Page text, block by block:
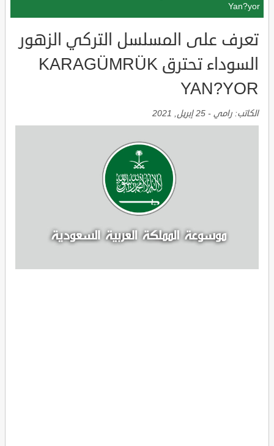
Yan?yor
تعرف على المسلسل التركي الزهور
السوداء تحترق KARAGÜMRÜK
YAN?YOR
الكاتب: رامي - 25 إبريل, 2021